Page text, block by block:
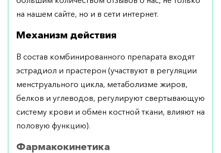
на нашем сайте, но и в сети интернет.
Механизм действия
В состав комбинированного препарата входят
эстрадиол и прастерон (участвуют в регуляции
менструального цикла, метаболизме жиров,
белков и углеводов, регулируют свертывающую
систему крови и обмен костной ткани, влияют на
половую функцию).
Фармакокинетика